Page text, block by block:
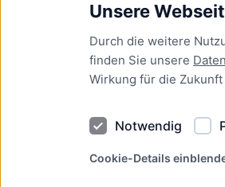
Unsere
Durch die weitere
finden Sie unsere
Wirkung für die
Notwendig
Cookie-Details